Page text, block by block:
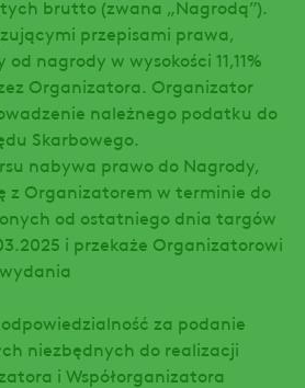
brutto (zwana „Nagrodą”).
przepisami prawa,
nagrody w wysokości 11,11%
Organizatora. Organizator
należnego podatku do
Skarbowego.
nabywa prawo do Nagrody,
z Organizatorem w terminie do
od ostatniego dnia targów
i przekaże Organizatorowi
za podanie
niezbędnych do realizacji
i Współorganizatora